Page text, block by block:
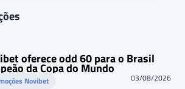
oferece odd 60 para o Brasil
da Copa do Mundo
Novibet 03/08/2026